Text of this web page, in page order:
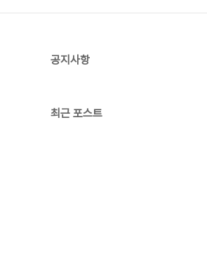
공지사항
최근 포스트